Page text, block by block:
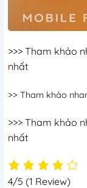
>>> Tham khảo
nhất
>> Tham khảo
>>> Tham khảo
nhất
4/5 (1 Review)